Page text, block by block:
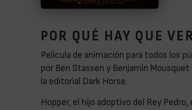
POR QUÉ HAY QUE
Película de animación para todos los
por Ben Stassen y Benjamin
la editorial Dark Horse.
Hopper, el hijo adoptivo del Rey